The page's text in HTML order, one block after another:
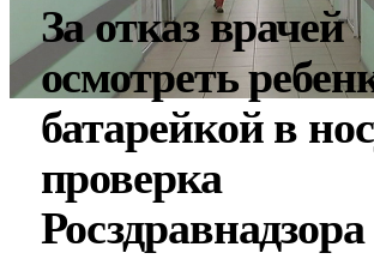
За отказ врачей
осмотреть
батарейкой в
проверка
Росздравнадзора